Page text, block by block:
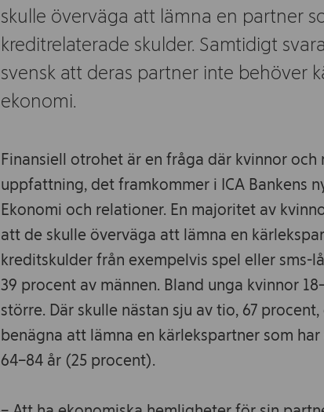
skulle överväga att lämna en partner
kreditrelaterade skulder. Samtidigt
svensk att deras partner inte behöver
ekonomi.
Finansiell otrohet är en fråga där kvinnor och
uppfattning, det framkommer i ICA Bankens
Ekonomi och relationer. En majoritet av
att de skulle överväga att lämna en
kreditskulder från exempelvis spel eller sms-
39 procent av männen. Bland unga kvinnor
större. Där skulle nästan sju av tio, 67
benägna att lämna en kärlekspartner som
64–84 år (25 procent).